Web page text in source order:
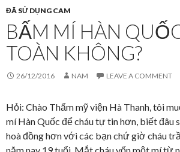
ĐÃ SỬ DỤNG CAM
BẤM MÍ HÀN
TOÀN KHÔNG?
26/12/2016 NAM LEAVE A COMMENT
Hỏi: Chào Thẩm mỹ viện Hà Thanh, tôi
mí Hàn Quốc để cháu tự tin hơn, biết đâu
hoà đồng hơn với các bạn chứ giờ cháu